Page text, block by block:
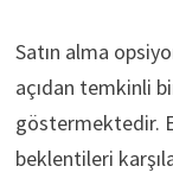
Satın alma
açıdan temkinli
göstermektedir.
beklentileri